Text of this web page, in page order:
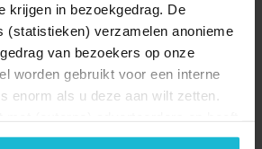
krijgen in bezoekgedrag. De
(statistieken) verzamelen anonieme
van bezoekers op onze
worden gebruikt voor een interne
enorm als u deze aan wilt zetten.
U kunt deze cookies via